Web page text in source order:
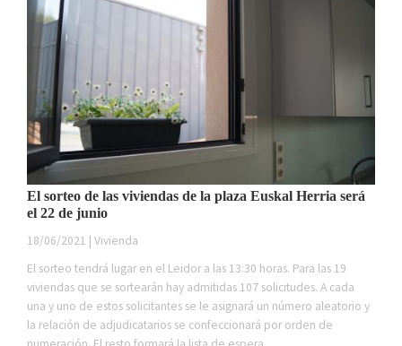
El sorteo de las viviendas de la plaza Euskal Herria será
el 22 de junio
18/06/2021 | Vivienda
El sorteo tendrá lugar en el Leidor a las 13:30 horas. Para las 19
viviendas que se sortearán hay admitidas 107 solicitudes. A cada
una y uno de estos solicitantes se le asignará un número aleatorio y
la relación de adjudicatarios se confeccionará por orden de